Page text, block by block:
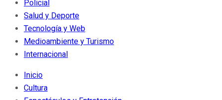
Policial
Salud y Deporte
Tecnología y Web
Medioambiente y Turismo
Internacional
Inicio
Cultura